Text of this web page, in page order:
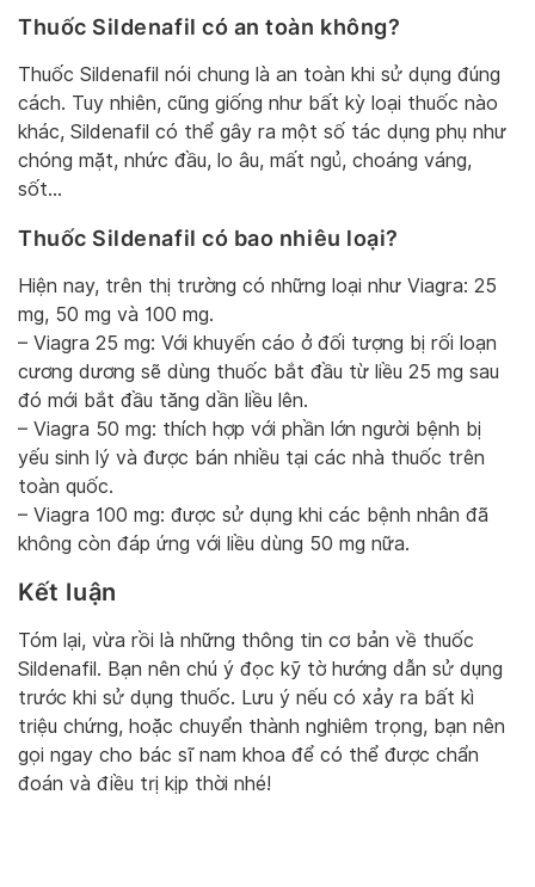
Thuốc Sildenafil có an toàn không?
Thuốc Sildenafil nói chung là an toàn khi sử dụng đúng
cách. Tuy nhiên, cũng giống như bất kỳ loại thuốc nào
khác, Sildenafil có thể gây ra một số tác dụng phụ như
chóng mặt, nhức đầu, lo âu, mất ngủ, choáng váng,
sốt…
Thuốc Sildenafil có bao nhiêu loại?
Hiện nay, trên thị trường có những loại như Viagra: 25
mg, 50 mg và 100 mg.
– Viagra 25 mg: Với khuyến cáo ở đối tượng bị rối loạn
cương dương sẽ dùng thuốc bắt đầu từ liều 25 mg sau
đó mới bắt đầu tăng dần liều lên.
– Viagra 50 mg: thích hợp với phần lớn người bệnh bị
yếu sinh lý và được bán nhiều tại các nhà thuốc trên
toàn quốc.
– Viagra 100 mg: được sử dụng khi các bệnh nhân đã
không còn đáp ứng với liều dùng 50 mg nữa.
Kết luận
Tóm lại, vừa rồi là những thông tin cơ bản về thuốc
Sildenafil. Bạn nên chú ý đọc kỹ tờ hướng dẫn sử dụng
trước khi sử dụng thuốc. Lưu ý nếu có xảy ra bất kì
triệu chứng, hoặc chuyển thành nghiêm trọng, bạn nên
gọi ngay cho bác sĩ nam khoa để có thể được chẩn
đoán và điều trị kịp thời nhé!